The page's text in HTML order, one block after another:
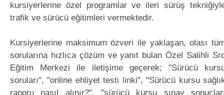
kursiyerlerine özel programlar ve ileri sürüş
trafik ve sürücü eğitimleri vermektedir.
Kursiyerlerine maksimum özveri ile yaklaşan, olası
sorularına hızlıca çözüm ve yanıt bulan Özel Salihli
Eğitim Merkezi ile iletişime geçerek; "Sürücü
soruları", "online ehliyet testi linki", "Sürücü kursu
raporu nasıl alınır?", "sürücü kursu sınav